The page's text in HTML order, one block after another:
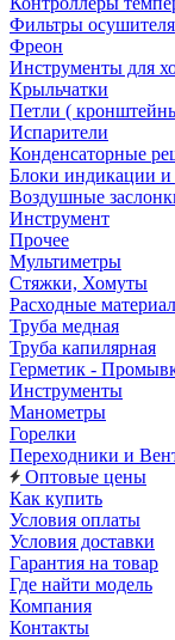
Фильтры осушителя
Фреон
Инструменты для
Крыльчатки
Петли (
Испарители
Конденсаторные
Блоки индикации и
Воздушные
Инструмент
Прочее
Мультиметры
Стяжки, Хомуты
Расходные
Труба медная
Труба капилярная
Герметик -
Инструменты
Манометры
Горелки
Переходники и
Оптовые цены
Как купить
Условия оплаты
Условия доставки
Гарантия на товар
Где найти модель
Компания
Контакты